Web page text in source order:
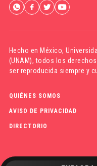
Hecho en México,
(UNAM), todos los
ser reproducida siempre y
QUIÉNES SOMOS
AVISO DE PRIVACIDAD
DIRECTORIO